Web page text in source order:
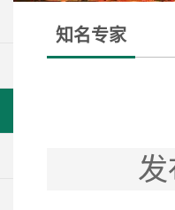
知名专家